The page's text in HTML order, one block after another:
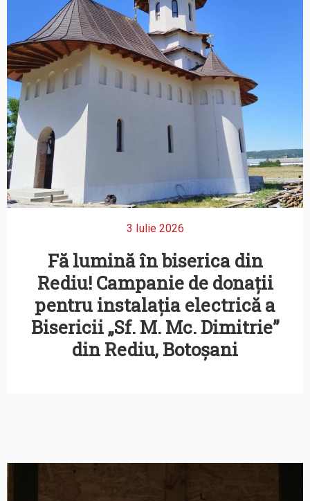
3 Iulie 2026
Fă lumină în biserica din
Rediu! Campanie de donații
pentru instalația electrică a
Bisericii „Sf. M. Mc. Dimitrie”
din Rediu, Botoșani